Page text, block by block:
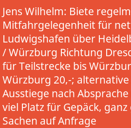
Jens Wilhelm: Biete
Mitfahrgelegenheit für
Ludwigshafen über
/ Würzburg Richtung
für Teilstrecke bis
Würzburg 20,-; alternative
Ausstiege nach
viel Platz für Gepäck,
Sachen auf Anfrage